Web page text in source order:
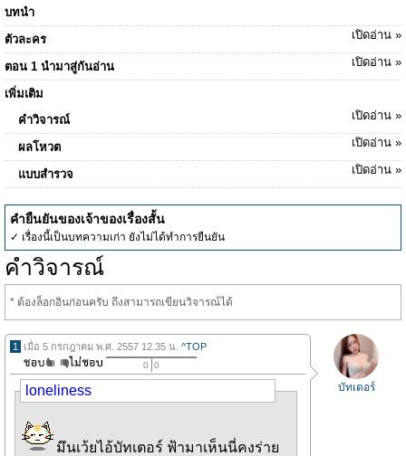
บทนำ
ตัวละคร
เปิดอ่าน »
ตอน 1 นำมาสู่กันอ่าน เปิดอ่าน »
เพิ่มเติม
คำวิจารณ์
เปิดอ่าน »
ผลโหวต เปิดอ่าน »
แบบสำรวจ เปิดอ่าน »
คำยืนยันของเจ้าของเรื่องสั้น
✓ เรื่องนี้เป็นบทความเก่า ยังไม่ได้ทำการยืนยัน
คำวิจารณ์
* ต้องล็อกอินก่อนครับ ถึงสามารถเขียนวิจารณ์ได้
บัทเตอร์
1 เมื่อ 5 กรกฎาคม พ.ศ. 2557 12.35 น. ^TOP
0 0
loneliness
มึนเว้ยไอ้บัทเตอร์ ฟ้ามาเห็นนี่คงร่าย